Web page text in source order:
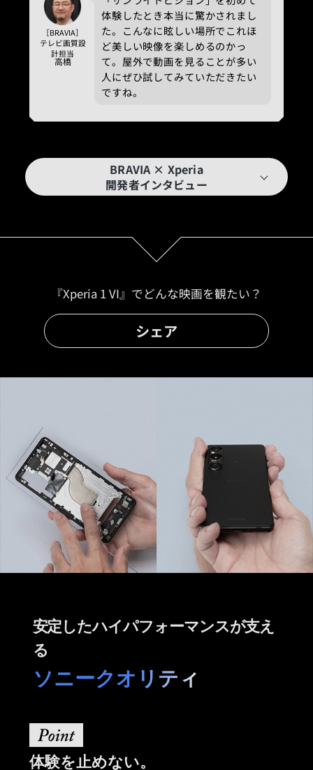
［BRAVIA］
テレビ画質設
計担当
高橋
体験したとき本当に驚かされまし
た。こんなに眩しい場所でこれほ
ど美しい映像を楽しめるのかっ
て。屋外で動画を見ることが多い
人にぜひ試してみていただきたい
ですね。
BRAVIA × Xperia
開発者インタビュー
『Xperia 1 VI』でどんな映画を観たい？
シェア
安定したハイパフォーマンスが支え
る
ソニークオリティ
体験を止めない。